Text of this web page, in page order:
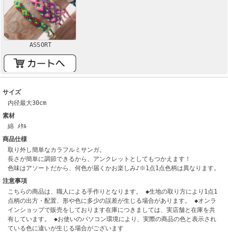
ASSORT
サイズ
内径最大30cm
素材
綿 ﾒﾀﾙ
商品仕様
取り外し簡単なカラフルミサンガ。
長さが簡単に調節できるから、アンクレットとしてもつかえます！
色味はアソートだから、何色が届くかお楽しみ♪※1点1点色柄は異なります。
注意事項
こちらの商品は、職人による手作りとなります。 ◆生地の取り方により1点1
点柄の出方・配置、形や色に多少の誤差が生じる場合があります。 ◆オンラ
インショップで販売をしております在庫につきましては、実店舗と在庫を共
有しています。 ◆お使いのパソコン環境により、実際の商品の色と表示され
ている色に違いが生じる場合がございます